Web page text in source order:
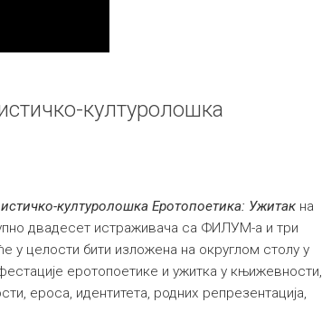
културолошка
културолошка Еротопоетика: Ужитак на
двадесет истраживача са ФИЛУМ-а и три
у целости бити изложена на округлом столу у
еротопоетике и ужитка у књижевности,
ероса, идентитета, родних репрезентација,